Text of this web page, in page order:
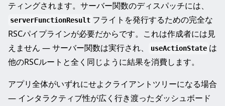
ティングされます。サーバー関数のディスパッチには、
serverFunctionResult フライトを発行するための完全な
RSCパイプラインが必要だからです。これは作成者には見
えません — サーバー関数は実行され、
useActionState は
他のRSCルートと全く同じように結果を消費します。
アプリ全体がいずれにせよクライアントツリーになる場合
— インタラクティブ性が広く行き渡ったダッシュボード